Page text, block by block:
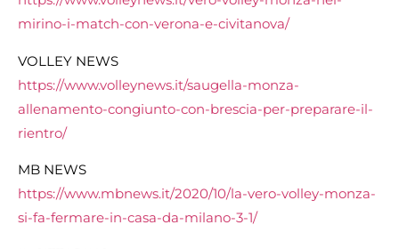
mirino-i-match-con-verona-e-civitanova/
VOLLEY NEWS
https://www.volleynews.it/saugella-monza-
allenamento-congiunto-con-brescia-per-preparare-il-
rientro/
MB NEWS
https://www.mbnews.it/2020/10/la-vero-volley-monza-
si-fa-fermare-in-casa-da-milano-3-1/